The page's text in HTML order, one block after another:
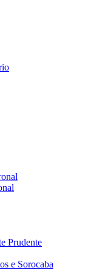
Prudente
e Sorocaba